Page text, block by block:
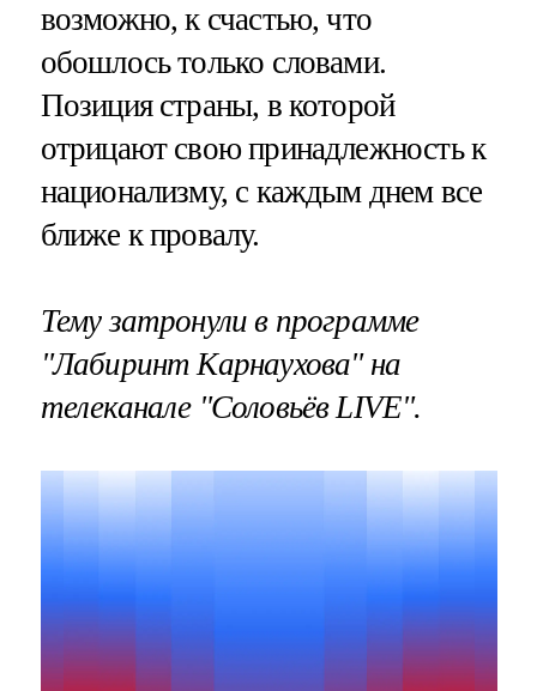
возможно, к счастью, что
обошлось только словами.
Позиция страны, в которой
отрицают свою принадлежность к
национализму, с каждым днем все
ближе к провалу.
Тему затронули в программе
"Лабиринт Карнаухова" на
телеканале "Соловьёв LIVE".